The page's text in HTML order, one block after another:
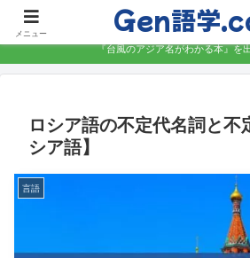
語学を楽しく、しっかり
『台風のアジア名がわかる本』を
ロシア語の不定代名詞と不
シア語】
言語
メニュー Gen語学